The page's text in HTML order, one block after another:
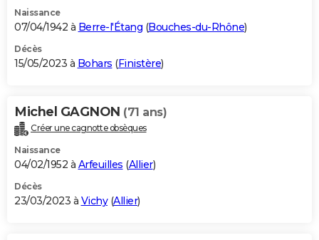
Naissance
07/04/1942 à Berre-l'Étang (Bouches-du-Rhône)
Décès
15/05/2023 à Bohars (Finistère)
Michel GAGNON (71 ans)
Créer une cagnotte obsèques
Naissance
04/02/1952 à Arfeuilles (Allier)
Décès
23/03/2023 à Vichy(Allier)